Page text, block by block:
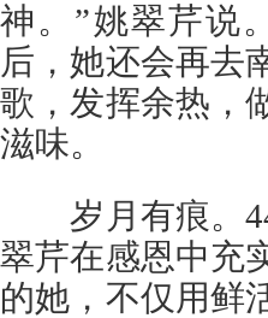
神。”姚翠芹说
后，她还会再去
歌，发挥余热，
滋味。
岁月有痕。44
翠芹在感恩中充
的她，不仅用鲜